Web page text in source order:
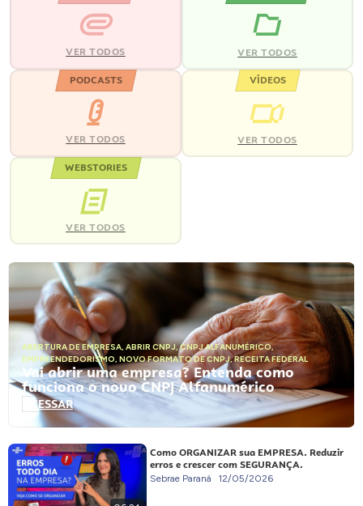
VER TODOS VER TODOS
PODCASTS
VER TODOS
VÍDEOS
VER TODOS
WEBSTORIES
VER TODOS
ABERTURA DE EMPRESA, ABRIR CNPJ,CNPJ ALFANUMÉRICO,
EMPREENDEDORISMO, NOVO FORMATO DE CNPJ,RECEITA FEDERAL
Vai abrir uma empresa? Entenda como
funciona o novo CNPJ Alfanumérico
ACESSAR
Como ORGANIZAR sua EMPRESA. Reduzir
erros e crescer com SEGURANÇA.
Sebrae Paraná 12/05/2026